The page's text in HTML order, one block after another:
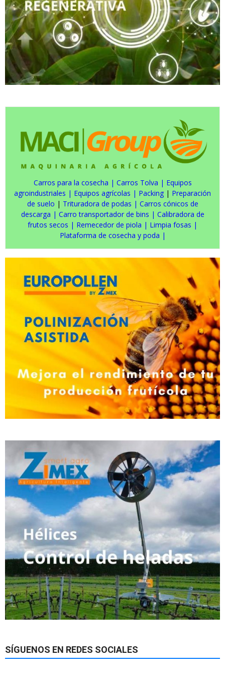
Carros para la cosecha | Carros Tolva | Equipos
agroindustriales | Equipos agrícolas | Packing | Preparación
de suelo | Trituradora de podas | Carros cónicos de
descarga | Carro transportador de bins | Calibradora de
frutos secos | Remecedor de piola | Limpia fosas |
Plataforma de cosecha y poda |
SÍGUENOS EN REDES SOCIALES